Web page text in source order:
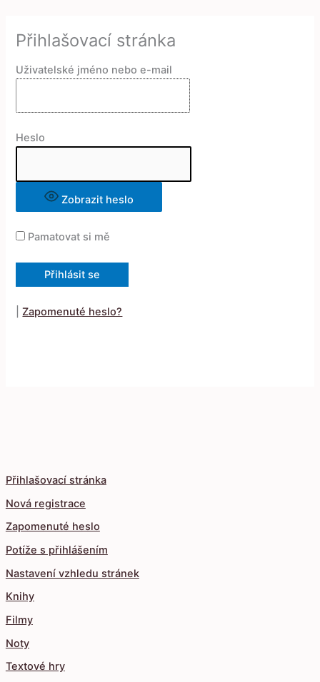
Přihlašovací stránka
Nová registrace
Zapomenuté heslo
Potíže s přihlášením
Nastavení vzhledu stránek
Knihy
Filmy
Noty
Textové hry
Přihlašovací stránka
Uživatelské jméno nebo e-mail
Heslo
Zobrazit heslo
Pamatovat si mě
|Zapomenuté heslo?